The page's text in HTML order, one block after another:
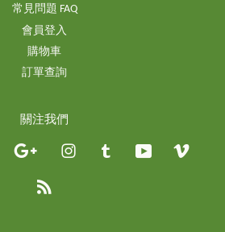
常見問題 FAQ
會員登入
購物車
訂單查詢
關注我們
Google InstagramTumblr YouTube